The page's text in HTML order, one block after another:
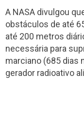
A NASA divulgou
obstáculos de até
até 200 metros
necessária para
marciano (685 dias
gerador radioativo